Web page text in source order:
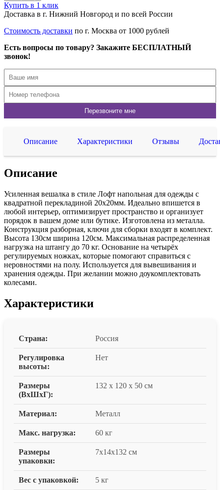
Купить в 1 клик
Доставка в г. Нижний Новгород и по всей России
Стоимость доставки по г. Москва от 1000 рублей
Есть вопросы по товару? Закажите БЕСПЛАТНЫЙ
звонок!
Описание Характеристики Отзывы
Описание
Усиленная вешалка в стиле Лофт напольная для одежды с
квадратной перекладиной 20х20мм. Идеально впишется в
любой интерьер, оптимизирует пространство и организует
порядок в вашем доме или бутике. Изготовлена из металла.
Конструкция разборная, ключи для сборки входят в комплект.
Высота 130см ширина 120см. Максимальная распределенная
нагрузка на штангу до 70 кг. Основание на четырёх
регулируемых ножках, которые помогают справиться с
неровностями на полу. Используется для вывешивания и
хранения одежды. При желании можно доукомплектовать
колесами.
Характеристики
Страна: Россия
Регулировка
высоты:
Нет
Размеры
(ВxШxГ):
132 x 120 x 50 см
Материал: Металл
Макс. нагрузка: 60 кг
Размеры
упаковки:
7x14x132 см
Вес с упаковкой: 5 кг